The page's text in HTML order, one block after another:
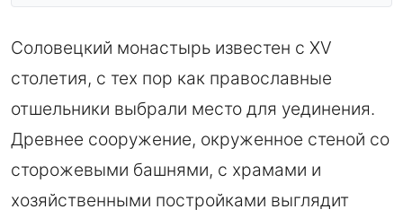
Соловецкий монастырь известен с XV
столетия, с тех пор как православные
отшельники выбрали место для уединения.
Древнее сооружение, окруженное стеной со
сторожевыми башнями, с храмами и
хозяйственными постройками выглядит